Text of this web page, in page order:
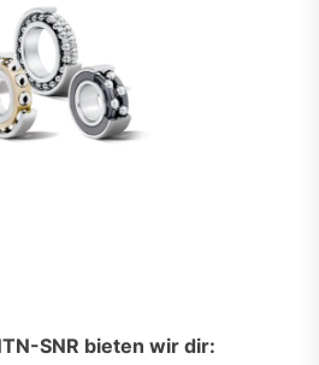
SNR bieten wir dir: